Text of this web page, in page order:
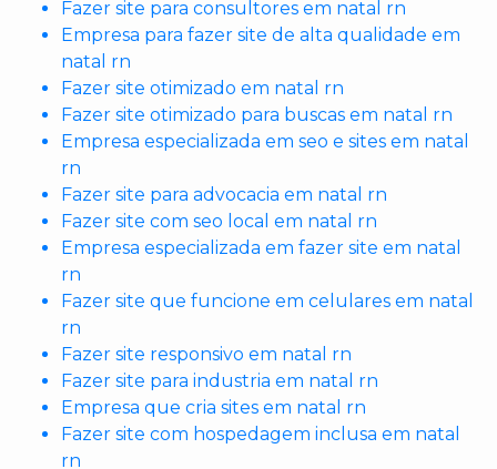
Fazer site para consultores em natal rn
Empresa para fazer site de alta qualidade em
natal rn
Fazer site otimizado em natal rn
Fazer site otimizado para buscas em natal rn
Empresa especializada em seo e sites em natal
rn
Fazer site para advocacia em natal rn
Fazer site com seo local em natal rn
Empresa especializada em fazer site em natal
rn
Fazer site que funcione em celulares em natal
rn
Fazer site responsivo em natal rn
Fazer site para industria em natal rn
Empresa que cria sites em natal rn
Fazer site com hospedagem inclusa em natal
rn